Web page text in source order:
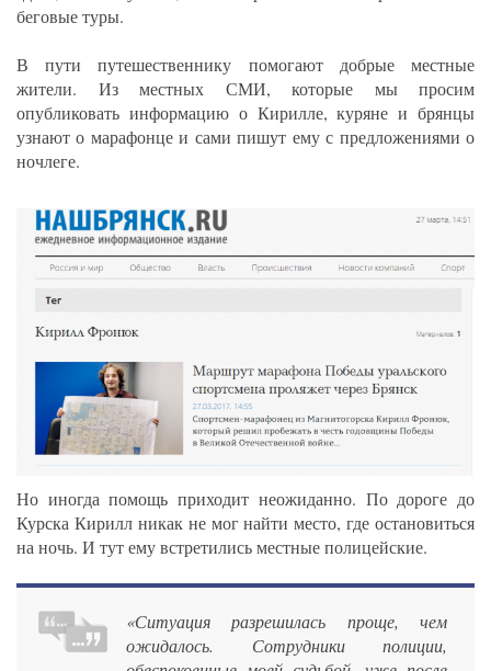
беговые туры.
В пути путешественнику помогают добрые местные
жители. Из местных СМИ, которые мы просим
опубликовать информацию о Кирилле, куряне и брянцы
узнают о марафонце и сами пишут ему с предложениями о
ночлеге.
Но иногда помощь приходит неожиданно. По дороге до
Курска Кирилл никак не мог найти место, где остановиться
на ночь. И тут ему встретились местные полицейские.
«Ситуация разрешилась проще, чем
ожидалось. Сотрудники полиции,